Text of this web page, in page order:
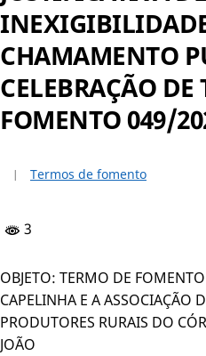
CHAMAMENTO
CELEBRAÇÃO DE
FOMENTO 049/
Termos de fomento
3
OBJETO: TERMO DE
CAPELINHA E A ASSOCIAÇÃO
PRODUTORES RURAIS DO
JOÃO